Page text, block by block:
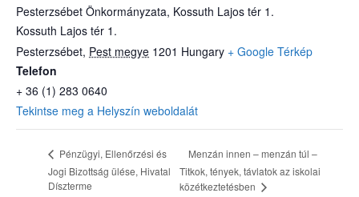
Pesterzsébet Önkormányzata, Kossuth Lajos tér 1.
Kossuth Lajos tér 1.
Pesterzsébet, Pest megye 1201 Hungary + Google Térkép
Telefon
+ 36 (1) 283 0640
Tekintse meg a Helyszín weboldalát
Pénzügyi, Ellenőrzési és
Jogi Bizottság ülése, Hivatal
Díszterme
Menzán innen – menzán túl –
Titkok, tények, távlatok az iskolai
közétkeztetésben